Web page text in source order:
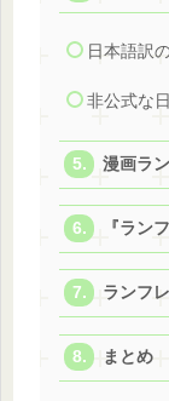
日本語訳
非公式な
漫画ラ
『ラン
ランフ
まとめ